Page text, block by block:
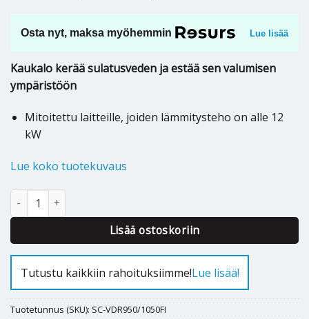
Osta nyt, maksa myöhemmin Lue lisää
Kaukalo kerää sulatusveden ja estää sen valumisen
ympäristöön
Mitoitettu laitteille, joiden lämmitysteho on alle 12
kW
Lue koko tuotekuvaus
Sulatusvesikaukalo VDR950/1050FI määrä
Lisää ostoskoriin
Alternative:
Tutustu kaikkiin rahoituksiimme!Lue lisää!
Tuotetunnus (SKU): SC-VDR950/1050FI